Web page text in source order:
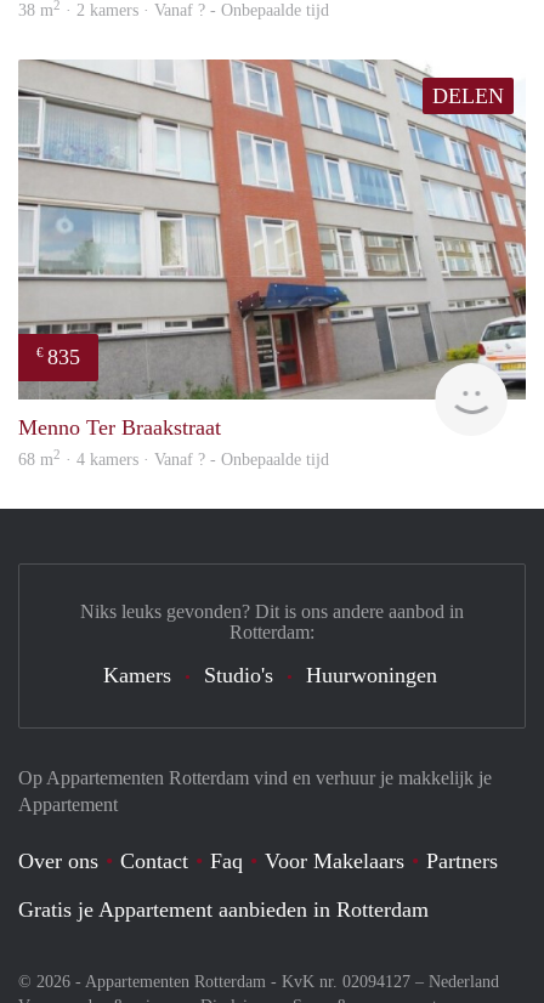
38 m2 · 2 kamers · Vanaf ? - Onbepaalde tijd
DELEN
€ 835
Menno Ter Braakstraat
68 m2 · 4 kamers · Vanaf ? - Onbepaalde tijd
Op Appartementen Rotterdam vind en verhuur je makkelijk je
Appartement
Over ons Contact Faq Voor Makelaars
Partners
Gratis je Appartement aanbieden in Rotterdam
© 2026 - Appartementen Rotterdam - KvK nr. 02094127 – Nederland
Niks leuks gevonden? Dit is ons andere aanbod in
Rotterdam:
Kamers Studio's Huurwoningen